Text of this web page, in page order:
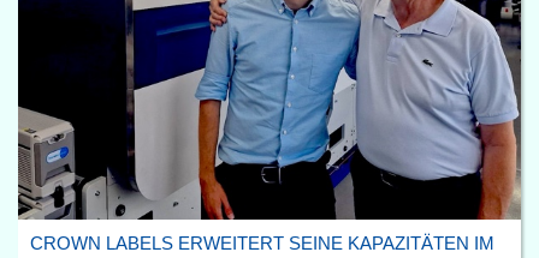
CROWN LABELS ERWEITERT SEINE KAPAZITÄTEN IM